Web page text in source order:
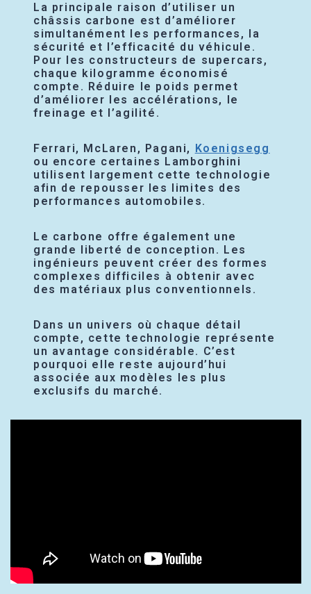
La principale raison d’utiliser un
châssis carbone est d’améliorer
simultanément les performances, la
sécurité et l’efficacité du véhicule.
Pour les constructeurs de supercars,
chaque kilogramme économisé
compte. Réduire le poids permet
d’améliorer les accélérations, le
freinage et l’agilité.
Ferrari, McLaren, Pagani, Koenigsegg
ou encore certaines Lamborghini
utilisent largement cette technologie
afin de repousser les limites des
performances automobiles.
Le carbone offre également une
grande liberté de conception. Les
ingénieurs peuvent créer des formes
complexes difficiles à obtenir avec
des matériaux plus conventionnels.
Dans un univers où chaque détail
compte, cette technologie représente
un avantage considérable. C’est
pourquoi elle reste aujourd’hui
associée aux modèles les plus
exclusifs du marché.